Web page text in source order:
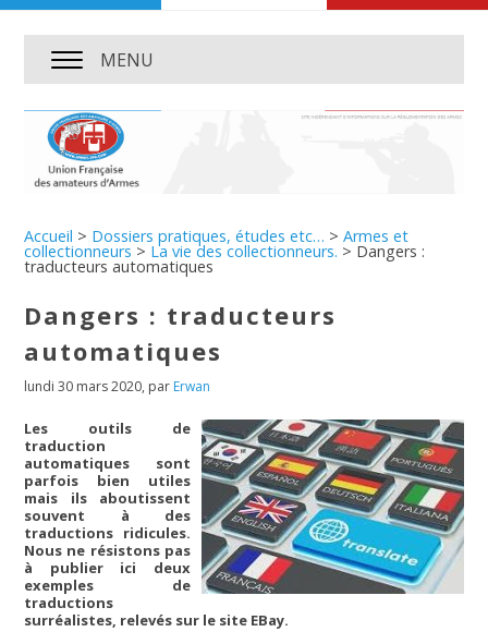
MENU
Accueil > Dossiers pratiques, études etc… >Armes et
collectionneurs > La vie des collectionneurs. > Dangers :
traducteurs automatiques
Dangers : traducteurs
automatiques
lundi 30 mars 2020, par Erwan
Les outils de
traduction
automatiques sont
parfois bien utiles
mais ils aboutissent
souvent à des
traductions ridicules.
Nous ne résistons pas
à publier ici deux
exemples de
traductions
surréalistes, relevés sur le site EBay.